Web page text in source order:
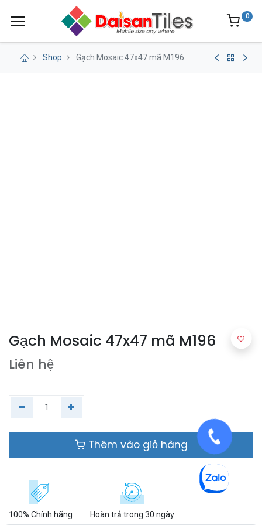
0
Shop Gạch Mosaic 47x47 mã M196
Gạch Mosaic 47x47 mã M196
Liên hệ
Thêm vào giỏ hàng
100% Chính hãng Hoàn trả trong 30 ngày